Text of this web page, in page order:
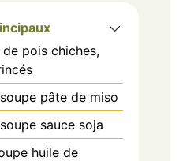
pois chiches,
pâte de miso
sauce soja
huile de